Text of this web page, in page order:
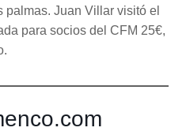
palmas. Juan Villar visitó el
para socios del CFM 25€,